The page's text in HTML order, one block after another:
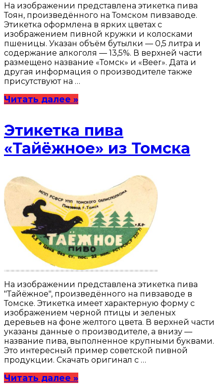
На изображении представлена этикетка пива
Тоян, произведённого на Томском пивзаводе.
Этикетка оформлена в ярких цветах с
изображением пивной кружки и колосками
пшеницы. Указан объём бутылки — 0,5 литра и
содержание алкоголя — 13,5%. В верхней части
размещено название «Томск» и «Beer». Дата и
другая информация о производителе также
присутствуют на …
Читать далее »
Этикетка пива
«Тайёжное» из Томска
На изображении представлена этикетка пива
"Тайёжное", произведённого на пивзаводе в
Томске. Этикетка имеет характерную форму с
изображением черной птицы и зеленых
деревьев на фоне желтого цвета. В верхней части
указаны данные о производителе, а внизу —
название пива, выполненное крупными буквами.
Это интересный пример советской пивной
продукции. Скачать оригинал с …
Читать далее »